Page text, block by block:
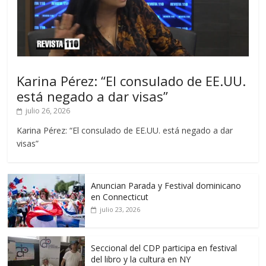
Karina Pérez: “El consulado de EE.UU.
está negado a dar visas”
julio 26, 2026
Karina Pérez: “El consulado de EE.UU. está negado a dar
visas”
Anuncian Parada y Festival dominicano
en Connecticut
julio 23, 2026
Seccional del CDP participa en festival
del libro y la cultura en NY